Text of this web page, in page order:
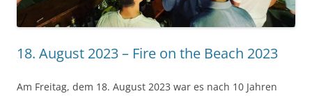
18. August 2023 – Fire on the Beach 2023
Am Freitag, dem 18. August 2023 war es nach 10 Jahren